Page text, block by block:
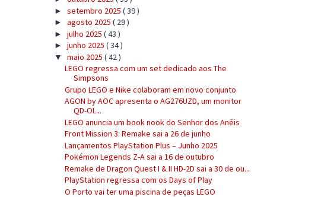
► setembro 2025 ( 39 )
► agosto 2025 ( 29 )
► julho 2025 ( 43 )
► junho 2025 ( 34 )
▼ maio 2025 ( 42 )
LEGO regressa com um set dedicado aos The
Simpsons
Grupo LEGO e Nike colaboram em novo conjunto
AGON by AOC apresenta o AG276UZD, um monitor
QD-OL...
LEGO anuncia um book nook do Senhor dos Anéis
Front Mission 3: Remake sai a 26 de junho
Lançamentos PlayStation Plus – Junho 2025
Pokémon Legends Z-A sai a 16 de outubro
Remake de Dragon Quest I & II HD-2D sai a 30 de ou...
PlayStation regressa com os Days of Play
O Porto vai ter uma piscina de peças LEGO